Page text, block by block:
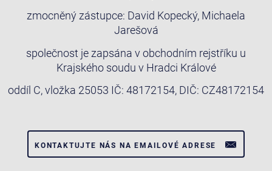
zmocněný zástupce: David Kopecký, Michaela
Jarešová
společnost je zapsána v obchodním rejstříku u
Krajského soudu v Hradci Králové
oddíl C, vložka 25053 IČ: 48172154, DIČ: CZ48172154
KONTAKTUJTE NÁS NA EMAILOVÉ ADRESE